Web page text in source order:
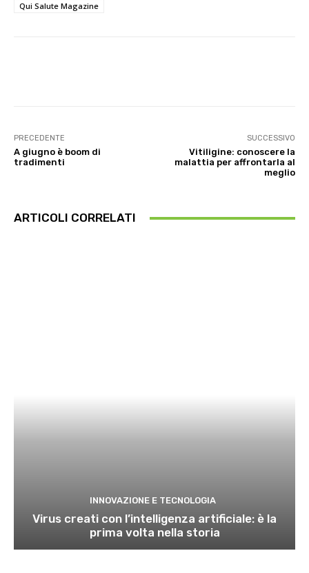
Qui Salute Magazine
PRECEDENTE
A giugno è boom di
tradimenti
SUCCESSIVO
Vitiligine: conoscere la
malattia per affrontarla al
meglio
ARTICOLI CORRELATI
INNOVAZIONE E TECNOLOGIA
Virus creati con l’intelligenza artificiale: è la
prima volta nella storia